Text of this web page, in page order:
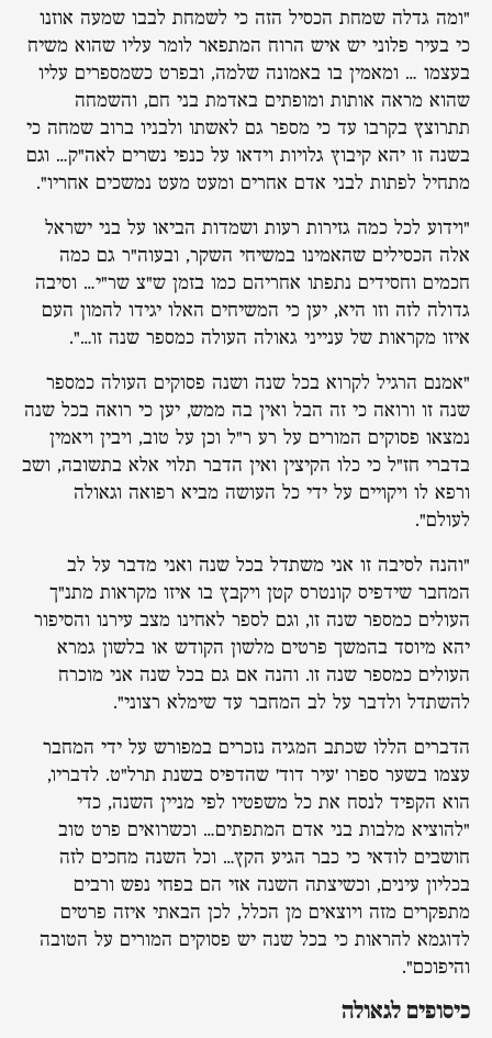
"ומה גדלה שמחת הכסיל הזה כי לשמחת לבבו שמעה אוזנו
כי בעיר פלוני יש איש הרוח המתפאר לומר עליו שהוא משיח
בעצמו … ומאמין בו באמונה שלמה, ובפרט כשמספרים עליו
שהוא מראה אותות ומופתים באדמת בני חם, והשמחה
תתרוצץ בקרבו עד כי מספר גם לאשתו ולבניו ברוב שמחה כי
בשנה זו יהא קיבוץ גלויות וידאו על כנפי נשרים לאה"ק… וגם
מתחיל לפתות לבני אדם אחרים ומעט מעט נמשכים אחריו".
"וידוע לכל כמה גזירות רעות ושמדות הביאו על בני ישראל
אלה הכסילים שהאמינו במשיחי השקר, ובעוה"ר גם כמה
חכמים וחסידים נתפתו אחריהם כמו בזמן ש"צ שר"י… וסיבה
גדולה לזה וזו היא, יען כי המשיחים האלו יגידו להמון העם
איזו מקראות של ענייני גאולה העולה כמספר שנה זו…".
"אמנם הרגיל לקרוא בכל שנה ושנה פסוקים העולה כמספר
שנה זו ורואה כי זה הבל ואין בה ממש, יען כי רואה בכל שנה
נמצאו פסוקים המורים על רע ר"ל וכן על טוב, ויבין ויאמין
בדברי חז"ל כי כלו הקיצין ואין הדבר תלוי אלא בתשובה, ושב
ורפא לו ויקויים על ידי כל העושה מביא רפואה וגאולה
לעולם".
"והנה לסיבה זו אני משתדל בכל שנה ואני מדבר על לב
המחבר שידפיס קונטרס קטן ויקבץ בו איזו מקראות מתנ"ך
העולים כמספר שנה זו, וגם לספר לאחינו מצב עירנו והסיפור
יהא מיוסד בהמשך פרטים מלשון הקודש או בלשון גמרא
העולים כמספר שנה זו. והנה אם גם בכל שנה אני מוכרח
להשתדל ולדבר על לב המחבר עד שימלא רצוני".
הדברים הללו שכתב המגיה נזכרים במפורש על ידי המחבר
עצמו בשער ספרו 'עיר דוד' שהדפיס בשנת תרל"ט. לדבריו,
הוא הקפיד לנסח את כל משפטיו לפי מניין השנה, כדי
"להוציא מלבות בני אדם המתפתים… וכשרואים פרט טוב
חושבים לודאי כי כבר הגיע הקץ… וכל השנה מחכים לזה
בכליון עינים, וכשיצתה השנה אזי הם בפחי נפש ורבים
מתפקרים מזה ויוצאים מן הכלל, לכן הבאתי איזה פרטים
לדוגמא להראות כי בכל שנה יש פסוקים המורים על הטובה
והיפוכם".
כיסופים לגאולה